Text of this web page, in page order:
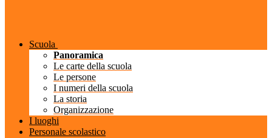
Scuola
Panoramica
Le carte della scuola
Le persone
I numeri della scuola
La storia
Organizzazione
I luoghi
Personale scolastico